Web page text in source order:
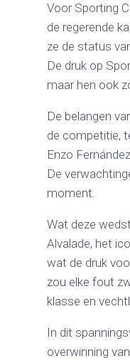
Voor Sporting
de regerende
ze de status
De druk op
maar hen ook
De belangen
de competitie,
Enzo
De
moment.
Wat deze
Alvalade, het
wat de druk
zou elke fout
klasse en
In dit
overwinning